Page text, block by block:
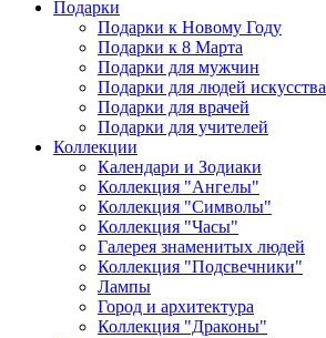
Подарки
Подарки к Новому Году
Подарки к 8 Марта
Подарки для мужчин
Подарки для людей искусства
Подарки для врачей
Подарки для учителей
Коллекции
Календари и Зодиаки
Коллекция "Ангелы"
Коллекция "Символы"
Коллекция "Часы"
Галерея знаменитых людей
Коллекция "Подсвечники"
Лампы
Город и архитектура
Коллекция "Драконы"